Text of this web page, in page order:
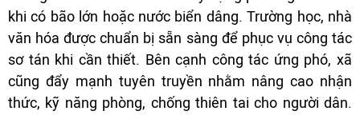
khi có bão lớn hoặc nước biển dâng. Trường học, nhà
văn hóa được chuẩn bị sẵn sàng để phục vụ công tác
sơ tán khi cần thiết. Bên cạnh công tác ứng phó, xã
cũng đẩy mạnh tuyên truyền nhằm nâng cao nhận
thức, kỹ năng phòng, chống thiên tai cho người dân.